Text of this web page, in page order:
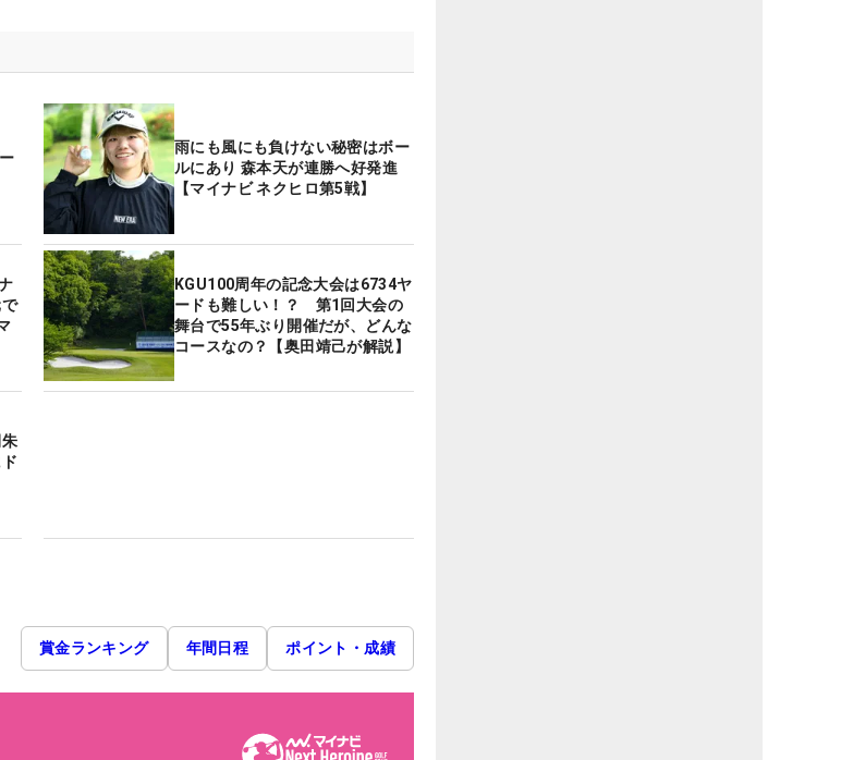
雨にも風にも負けない秘密はボー
ルにあり 森本天が連勝へ好発進
【マイナビ ネクヒロ第5戦】
KGU100周年の記念大会は6734ヤ
ードも難しい！？ 第1回大会の
舞台で55年ぶり開催だが、どんな
コースなの？【奥田靖己が解説】
賞金ランキング 年間日程 ポイント・成績